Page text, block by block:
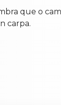
que o
carpa.